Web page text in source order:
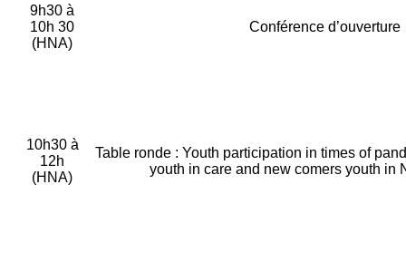
9h30 à
10h 30
(HNA)
Conférence d’ouverture
10h30 à
12h
(HNA)
Table ronde : Youth participation in times of
youth in care and new comers youth in